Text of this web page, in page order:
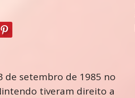
de setembro de 1985 no
tiveram direito a